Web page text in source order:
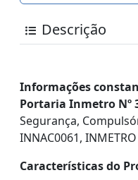
Descrição
Informações
Portaria Inmetro Nº
Segurança,
INNAC0061, INMETRO
Características do